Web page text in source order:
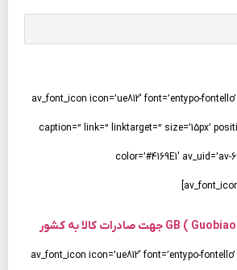
[av_font_icon icon=’ue812′ font=’entypo-
caption=” link=” linktarget=” size=’15px’
color=’#4169E1′
آشنایی با استاندارد ( Guobiao ) GB جهت صادرات کالا به کشور
[av_font_icon icon=’ue812′ font=’entypo-